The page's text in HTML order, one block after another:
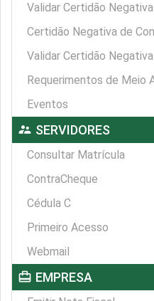
Validar Certidão
Certidão Negativa de
Validar Certidão
Requerimentos de Meio
Eventos
supervisor_account SERVIDORES
Consultar Matrícula
ContraCheque
Cédula C
Primeiro Acesso
Webmail
card_travel EMPRESA